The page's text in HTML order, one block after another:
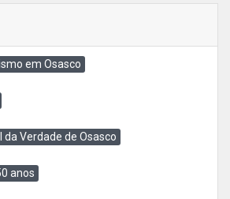
em Osasco
Verdade de Osasco
anos